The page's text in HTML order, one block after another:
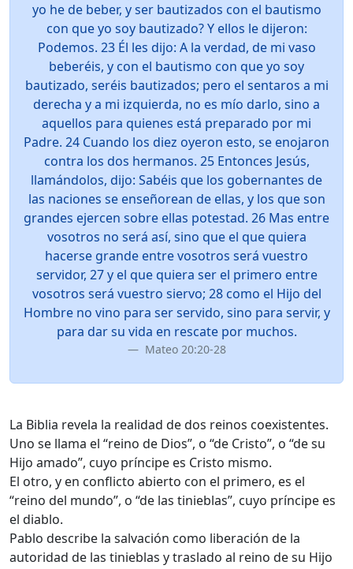
yo he de beber, y ser bautizados con el bautismo
con que yo soy bautizado? Y ellos le dijeron:
Podemos. 23 Él les dijo: A la verdad, de mi vaso
beberéis, y con el bautismo con que yo soy
bautizado, seréis bautizados; pero el sentaros a mi
derecha y a mi izquierda, no es mío darlo, sino a
aquellos para quienes está preparado por mi
Padre. 24 Cuando los diez oyeron esto, se enojaron
contra los dos hermanos. 25 Entonces Jesús,
llamándolos, dijo: Sabéis que los gobernantes de
las naciones se enseñorean de ellas, y los que son
grandes ejercen sobre ellas potestad. 26 Mas entre
vosotros no será así, sino que el que quiera
hacerse grande entre vosotros será vuestro
servidor, 27 y el que quiera ser el primero entre
vosotros será vuestro siervo; 28 como el Hijo del
Hombre no vino para ser servido, sino para servir, y
para dar su vida en rescate por muchos.
Mateo 20:20-28
La Biblia revela la realidad de dos reinos coexistentes.
Uno se llama el “reino de Dios”, o “de Cristo”, o “de su
Hijo amado”, cuyo príncipe es Cristo mismo.
El otro, y en conflicto abierto con el primero, es el
“reino del mundo”, o “de las tinieblas”, cuyo príncipe es
el diablo.
Pablo describe la salvación como liberación de la
autoridad de las tinieblas y traslado al reino de su Hijo